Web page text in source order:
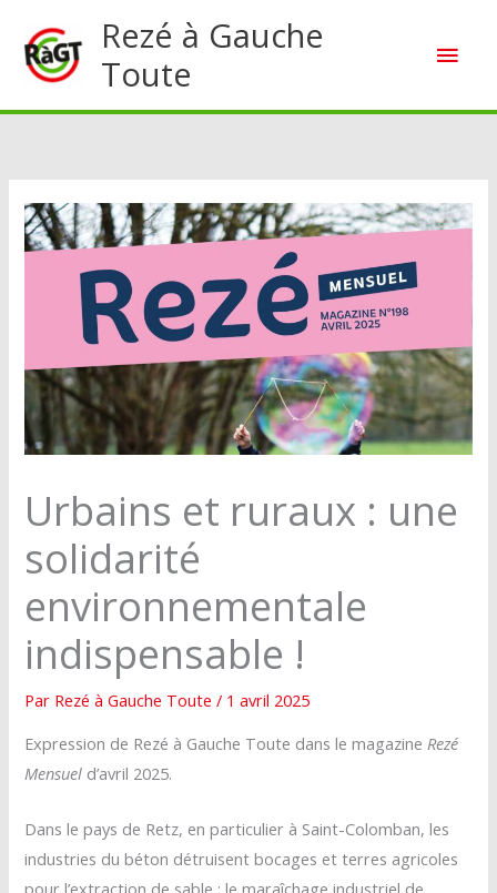
contenu
Rezé à Gauche
Toute
Urbains et ruraux : une
solidarité
environnementale
indispensable !
Par Rezé à Gauche Toute/ 1 avril 2025
Expression de Rezé à Gauche Toute dans le magazine Rezé
Mensuel d’avril 2025.
Dans le pays de Retz, en particulier à Saint-Colomban, les
industries du béton détruisent bocages et terres agricoles